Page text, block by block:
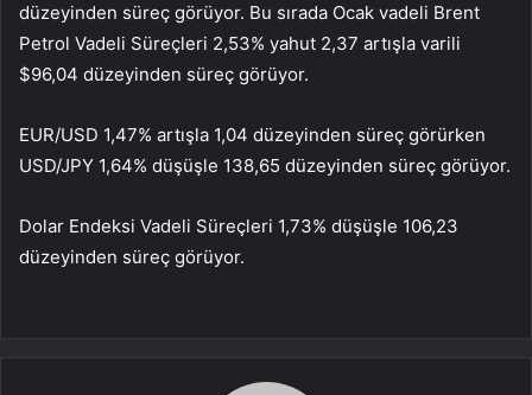
düzeyinden süreç görüyor. Bu sırada Ocak vadeli Brent
Petrol Vadeli Süreçleri 2,53% yahut 2,37 artışla varili
$96,04 düzeyinden süreç görüyor.
EUR/USD 1,47% artışla 1,04 düzeyinden süreç görürken
USD/JPY 1,64% düşüşle 138,65 düzeyinden süreç görüyor.
Dolar Endeksi Vadeli Süreçleri 1,73% düşüşle 106,23
düzeyinden süreç görüyor.